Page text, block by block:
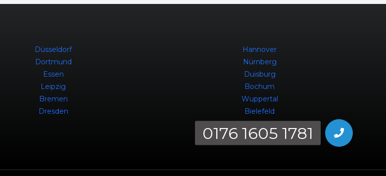
Düsseldorf
Dortmund
Essen
Leipzig
Bremen
Dresden
Hannover
Nürnberg
Duisburg
Bochum
Wuppertal
Bielefeld